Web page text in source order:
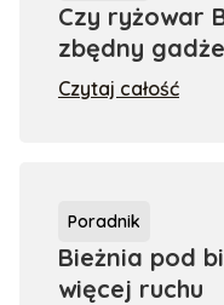
Czy ryżowar
zbędny
Czytaj całość
Poradnik
Bieżnia pod
więcej ruchu